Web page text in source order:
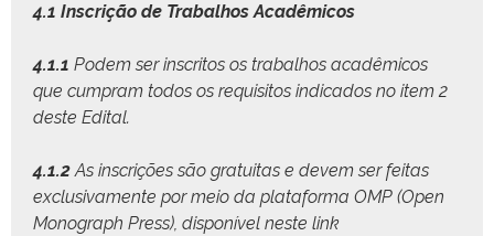
4.1 Inscrição de Tra­bal­hos Acadêmicos
4.1.1 Podem ser inscritos os tra­bal­hos acadêmi­cos
que cumpram todos os req­ui­si­tos indi­ca­dos no item 2
deste Edital.
4.1.2As inscrições são gra­tu­itas e devem ser feitas
exclu­si­va­mente por meio da platafor­ma OMP (Open
Mono­graph Press), disponív­el neste link